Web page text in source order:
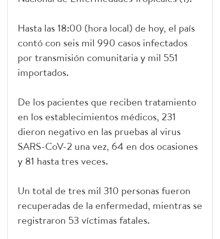
Hasta las 18:00 (hora local) de hoy, el país
contó con seis mil 990 casos infectados
por transmisión comunitaria y mil 551
importados.
De los pacientes que reciben tratamiento
en los establecimientos médicos, 231
dieron negativo en las pruebas al virus
SARS-CoV-2 una vez, 64 en dos ocasiones
y 81 hasta tres veces.
Un total de tres mil 310 personas fueron
recuperadas de la enfermedad, mientras se
registraron 53 víctimas fatales.